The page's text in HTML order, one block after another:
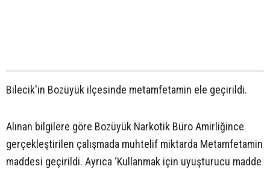
Bilecik'in Bozüyük ilçesinde metamfetamin ele geçirildi.
Alınan bilgilere göre Bozüyük Narkotik Büro Amirliğince
gerçekleştirilen çalışmada muhtelif miktarda Metamfetamin
maddesi geçirildi. Ayrıca ‘Kullanmak için uyuşturucu madde